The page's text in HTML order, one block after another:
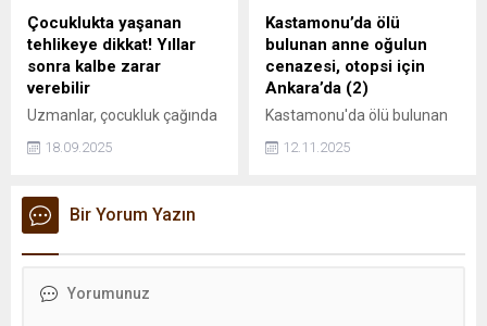
Çocuklukta yaşanan
tehlikeye dikkat! Yıllar
sonra kalbe zarar
verebilir
Uzmanlar, çocukluk çağında
enfeksiyonlarının ilerleyen
hastalığına yol açabileceği
konusunda uyarıyor.
18.09.2025
Kastamonu’da ölü
bulunan anne oğulun
cenazesi, otopsi için
Ankara’da (2)
Kastamonu'da ölü bulunan
otopsi için Ankara'da (2)
12.11.2025
Bir Yorum Yazın